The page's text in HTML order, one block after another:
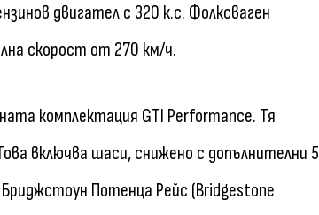
двигател с 320 к.с. Фолксваген
скорост от 270 км/ч.
комплектация GTI Performance. Тя
включва шаси, снижено с допълнителни 5
Потенца Рейс (Bridgestone